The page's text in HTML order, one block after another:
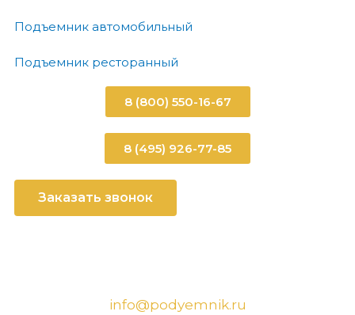
Подъемник автомобильный
Подъемник ресторанный
8 (800) 550-16-67
8 (495) 926-77-85
Заказать звонок
info@podyemnik.ru